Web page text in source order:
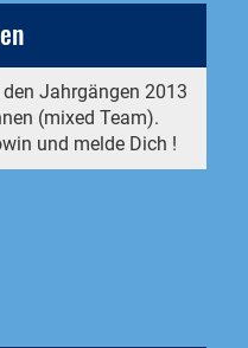
Jahrgängen 2013
(mixed Team).
und melde Dich !